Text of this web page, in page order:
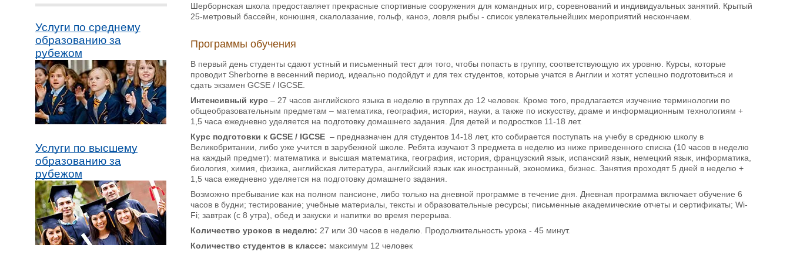
Услуги по среднему
образованию за
рубежом
Услуги по высшему
образованию за
рубежом
Шерборнская школа предоставляет прекрасные спортивные сооружения для командных игр, соревнований и индивидуальных занятий. Крытый
25-метровый бассейн, конюшня, скалолазание, гольф, каноэ, ловля рыбы - список увлекательнейших мероприятий нескончаем.
Программы обучения
В первый день студенты сдают устный и письменный тест для того, чтобы попасть в группу, соответствующую их уровню. Курсы, которые
проводит Sherborne в весенний период, идеально подойдут и для тех студентов, которые учатся в Англии и хотят успешно подготовиться и
сдать экзамен GCSE / IGCSE.
Интенсивный курс – 27 часов английского языка в неделю в группах до 12 человек. Кроме того, предлагается изучение терминологии по
общеобразовательным предметам – математика, география, история, науки, а также по искусству, драме и информационным технологиям +
1,5 часа ежедневно уделяется на подготовку домашнего задания. Для детей и подростков 11-18 лет.
Курс подготовки к GCSE / IGCSE – предназначен для студентов 14-18 лет, кто собирается поступать на учебу в среднюю школу в
Великобритании, либо уже учится в зарубежной школе. Ребята изучают 3 предмета в неделю из ниже приведенного списка (10 часов в неделю
на каждый предмет): математика и высшая математика, география, история, французский язык, испанский язык, немецкий язык, информатика,
биология, химия, физика, английская литература, английский язык как иностранный, экономика, бизнес. Занятия проходят 5 дней в неделю +
1,5 часа ежедневно уделяется на подготовку домашнего задания.
Возможно пребывание как на полном пансионе, либо только на дневной программе в течение дня. Дневная программа включает обучение 6
часов в будни; тестирование; учебные материалы, тексты и образовательные ресурсы; письменные академические отчеты и сертификаты; Wi-
Fi; завтрак (с 8 утра), обед и закуски и напитки во время перерыва.
Количество уроков в неделю: 27 или 30 часов в неделю. Продолжительность урока - 45 минут.
Количество студентов в классе: максимум 12 человек